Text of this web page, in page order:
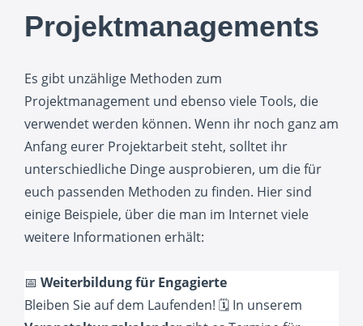
Projektmanagements
Es gibt unzählige Methoden zum
Projektmanagement und ebenso viele Tools, die
verwendet werden können. Wenn ihr noch ganz am
Anfang eurer Projektarbeit steht, solltet ihr
unterschiedliche Dinge ausprobieren, um die für
euch passenden Methoden zu finden. Hier sind
einige Beispiele, über die man im Internet viele
weitere Informationen erhält:
📅 Weiterbildung für Engagierte
Bleiben Sie auf dem Laufenden! 🗓️ In unserem